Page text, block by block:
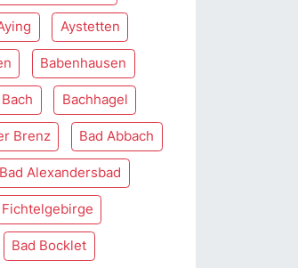
Aystetten
Babenhausen
Bach Bachhagel
Brenz Bad Abbach
Bad Alexandersbad
Bad Bocklet